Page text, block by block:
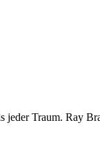
jeder Traum. Ray